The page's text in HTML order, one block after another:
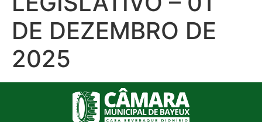
DE DEZEMBRO DE
2025